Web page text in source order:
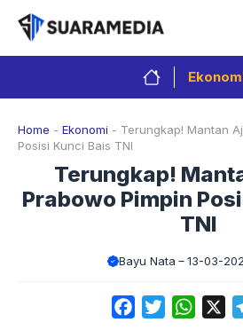
Langsung
isi
Home - Ekonomi - Terungkap! Mantan
Posisi Kunci Bais TNI
Terungkap!
Prabowo Pimpin
TNI
Bayu Nata 13-03-
FacebookTwitter